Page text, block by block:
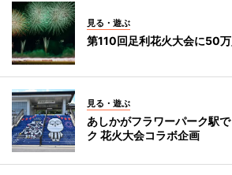
見る・遊ぶ
第110回足利花火大会に50
見る・遊ぶ
あしかがフラワーパーク駅
ク 花火大会コラボ企画